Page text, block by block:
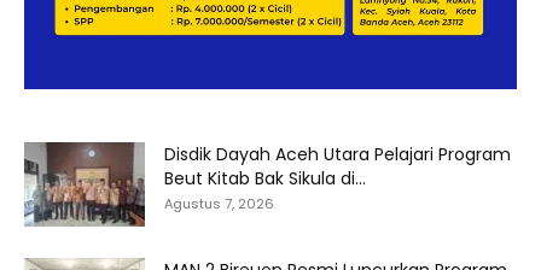
Disdik Dayah Aceh Utara Pelajari Program
Beut Kitab Bak Sikula di...
Agustus 7, 2026